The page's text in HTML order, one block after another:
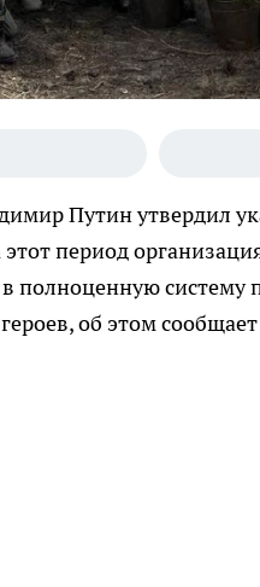
Путин утвердил
период
систему
об этом сообщает